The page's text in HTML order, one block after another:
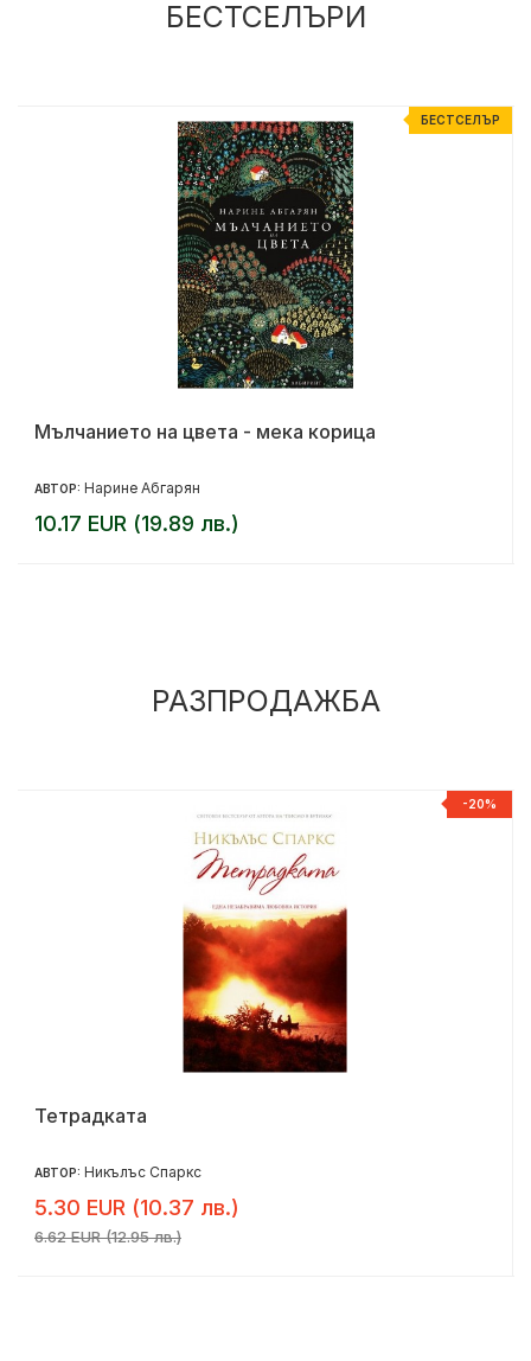
БЕСТСЕЛЪРИ
БЕСТСЕЛЪР
Мълчанието на цвета - мека корица
АВТОР: Нарине Абгарян
10.17 EUR (19.89 лв.)
РАЗПРОДАЖБА
-20%
Тетрадката
АВТОР: Никълъс Спаркс
5.30 EUR (10.37 лв.)
6.62 EUR (12.95 лв.)